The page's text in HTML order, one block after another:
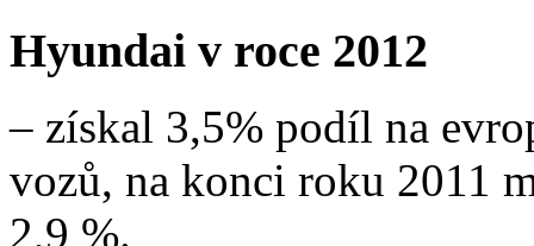
Hyundai v roce 2012
– získal 3,5% podíl na
vozů, na konci roku 2011
2,9 %.